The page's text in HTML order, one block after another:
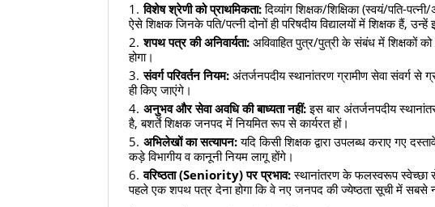
विशेष श्रेणी को प्राथमिकता:दिव्यांग शिक्षक/शिक्षिका (स्वयं/पति-
ऐसे शिक्षक जिनके पति/पत्नी दोनों ही परिषदीय विद्यालयों में शिक्षक हैं,
शपथ पत्र की अनिवार्यता: अविवाहित पुत्र/पुत्री के संबंध में शिक्षकों
होगा।
संवर्ग परिवर्तन नियम: अंतर्जनपदीय स्थानांतरण ग्रामीण सेवा संवर्ग से
ही किए जाएंगे।
अनुभव और सेवा अवधि की बाध्यता नहीं:इस बार अंतर्जनपदीय
है, बशर्ते शिक्षक जनपद में नियमित रूप से कार्यरत हों।
अभिलेखों का सत्यापन:यदि किसी शिक्षक द्वारा उपलब्ध कराए गए
कड़े विभागीय व कानूनी नियम लागू होंगे।
वरिष्ठता (Seniority) पर प्रभाव:स्थानांतरण के फलस्वरूप स्वेच्छा
पहले एक शपथ पत्र देना होगा कि वे नए जनपद की ज्येष्ठता सूची में सबसे